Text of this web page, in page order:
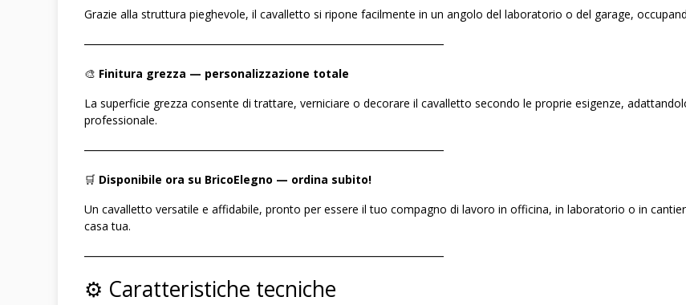
Grazie alla struttura pieghevole, il cavalletto si ripone facilmente in un angolo del laboratorio o del garage,
――――――――――――――――――――――――――――――――
🎨 Finitura grezza — personalizzazione totale
La superficie grezza consente di trattare, verniciare o decorare il cavalletto secondo le proprie esigenze,
professionale.
――――――――――――――――――――――――――――――――
🛒 Disponibile ora su BricoElegno — ordina subito!
Un cavalletto versatile e affidabile, pronto per essere il tuo compagno di lavoro in officina, in laboratorio o in
casa tua.
――――――――――――――――――――――――――――――――
⚙️ Caratteristiche tecniche